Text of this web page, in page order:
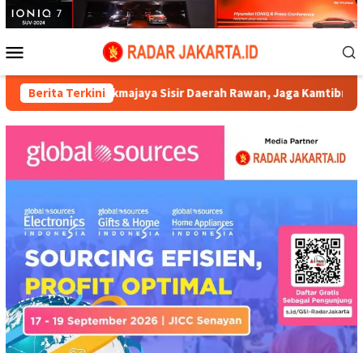
Loncat
ke
Mobile
Berita Terkini
Sisir Daerah Rawan, Jaga Kamtibmas di Malam Hari